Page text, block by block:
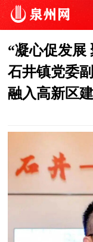
“凝心促发展
石井镇党委
融入高新区